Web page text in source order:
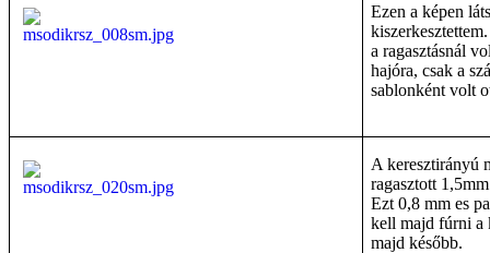
Ezen a képen
a ragasztásnál
hajóra, csak a
sablonként volt
A keresztirányú
ragasztott
Ezt 0,8 mm es
kell majd fúrni a
majd később.